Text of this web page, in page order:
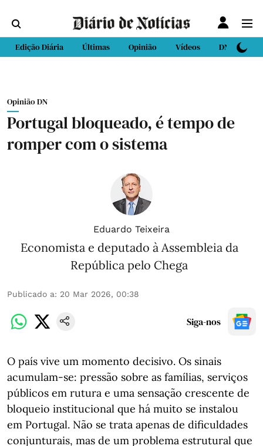
Edição Diária Últimas Opinião Vídeos DN Sport
Opinião DN
Portugal bloqueado, é tempo de
romper com o sistema
Eduardo Teixeira
Economista e deputado à Assembleia da
República pelo Chega
Publicado a: 20 Mar 2026, 00:38
Siga-nos
O país vive um momento decisivo. Os sinais
acumulam-se: pressão sobre as famílias, serviços
públicos em rutura e uma sensação crescente de
bloqueio institucional que há muito se instalou
em Portugal. Não se trata apenas de dificuldades
conjunturais, mas de um problema estrutural que